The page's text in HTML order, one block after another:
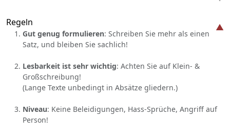
Regeln
Gut genug formulieren: Schreiben Sie mehr als einen
Satz, und bleiben Sie sachlich!
Lesbarkeit ist sehr wichtig: Achten Sie auf Klein- &
Großschreibung!
(Lange Texte unbedingt in Absätze gliedern.)
Niveau: Keine Beleidigungen, Hass-Sprüche, Angriff auf
Person!